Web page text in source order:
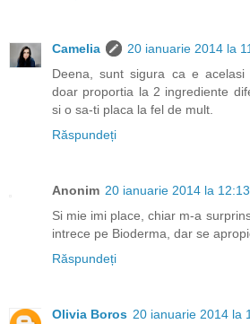
Camelia
20 ianuarie 2014 la
Deena, sunt sigura ca e
doar proportia la 2 ingrediente
si o sa-ti placa la fel de mult.
Răspundeți
Anonim 20 ianuarie 2014 la 12:13
Si mie imi place, chiar m-a
intrece pe Bioderma, dar se
Răspundeți
Olivia Boros 20 ianuarie 2014 la